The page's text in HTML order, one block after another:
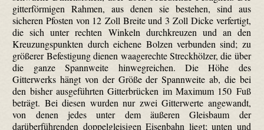
gitterförmigen Rahmen, aus denen sie bestehen, sind aus
sicheren Pfosten von 12 Zoll Breite und 3 Zoll Dicke verfertigt,
die sich unter rechten Winkeln durchkreuzen und an den
Kreuzungspunkten durch eichene Bolzen verbunden sind; zu
größerer Befestigung dienen waagerechte Streckhölzer, die über
die ganze Spannweite hinwegreichen. Die Höhe des
Gitterwerks hängt von der Größe der Spannweite ab, die bei
den bisher ausgeführten Gitterbrücken im Maximum 150 Fuß
beträgt. Bei diesen wurden nur zwei Gitterwerte angewandt,
von denen jedes unter dem äußeren Gleisbaum der
darüberführenden doppelgleisigen Eisenbahn liegt; unten und